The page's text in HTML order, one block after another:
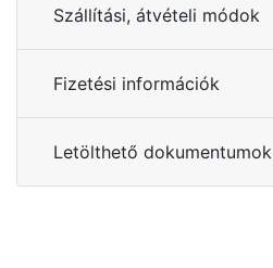
Szállítási, átvételi módok
Fizetési információk
Letölthető dokumentumok